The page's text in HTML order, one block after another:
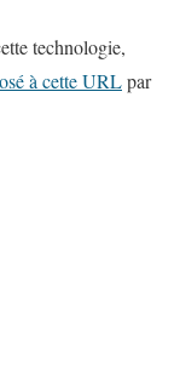
technologie,
à cette URLpar